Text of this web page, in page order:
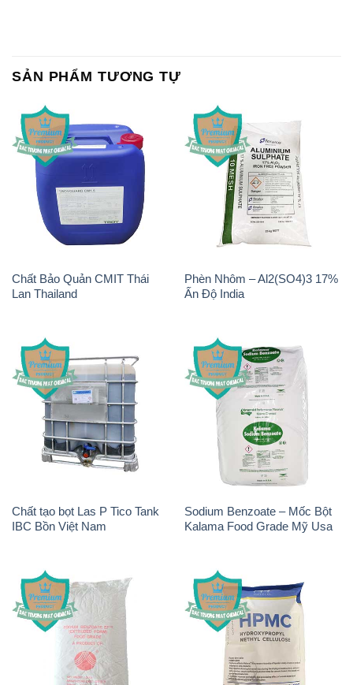
Chất Bảo Quản CMIT Thái
Lan Thailand
Phèn Nhôm – Al2(SO4)3 17%
Ấn Độ India
Chất tạo bọt Las P Tico Tank
IBC Bồn Việt Nam
Sodium Benzoate – Mốc Bột
Kalama Food Grade Mỹ Usa
Sodium Benzoate – Mốc Bột
Chữ Cam Food Grade Trung
Quốc China
Chất Tạo Đặc HPMC –
Hydroxypropyl Methyl
Cellulose Matecel Trung Quốc